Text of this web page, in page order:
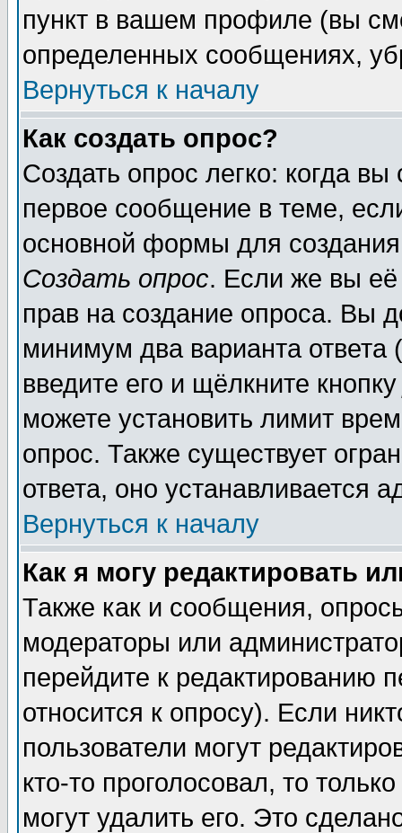
пункт в вашем профиле (вы
определенных сообщениях,
Вернуться к началу
Как создать опрос?
Создать опрос легко: когда
первое сообщение в теме,
основной формы для
Создать опрос. Если же вы её
прав на создание опроса. Вы
минимум два варианта ответа
введите его и щёлкните
можете установить лимит
опрос. Также существует
ответа, оно устанавливается
Вернуться к началу
Как я могу редактировать
Также как и сообщения,
модераторы или
перейдите к редактированию
относится к опросу). Если
пользователи могут
кто-то проголосовал, то
могут удалить его. Это